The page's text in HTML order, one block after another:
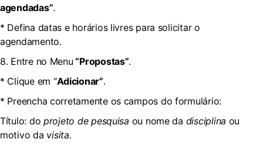
agendadas”.
* Defina datas e horários livres para solicitar o
agendamento.
8. Entre no Menu “Propostas”.
* Clique em “Adicionar”.
* Preencha corretamente os campos do formulário:
Título: doprojeto de pesquisa ou nome da disciplina ou
motivo da visita.